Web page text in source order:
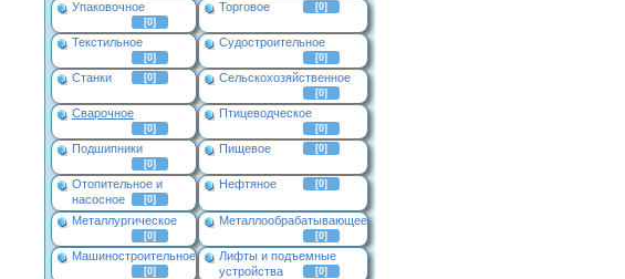
Упаковочное
[0]
Торговое [0]
Текстильное
[0]
Судостроительное
[0]
Станки [0] Сельскохозяйственное
[0]
Сварочное
[0]
Птицеводческое
[0]
Подшипники
[0]
Пищевое [0]
Отопительное и
насосное
[0]
Нефтяное [0]
Металлургическое
[0]
Металлообрабатывающее
[0]
Машиностроительное
[0]
Лифты и подъемные
устройства
[0]